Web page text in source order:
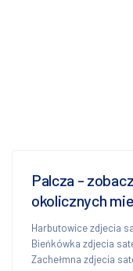
Palcza -
okolicznych
Harbutowice zdjecia
Bieńkówka zdjecia
Zachełmna zdjecia